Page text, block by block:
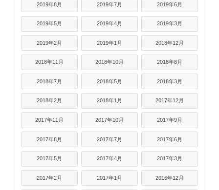
2019年8月 2019年7月 2019年6月
2019年5月 2019年4月 2019年3月
2019年2月 2019年1月 2018年12月
2018年11月 2018年10月 2018年8月
2018年7月 2018年5月 2018年3月
2018年2月 2018年1月 2017年12月
2017年11月 2017年10月 2017年9月
2017年8月 2017年7月 2017年6月
2017年5月 2017年4月 2017年3月
2017年2月 2017年1月 2016年12月